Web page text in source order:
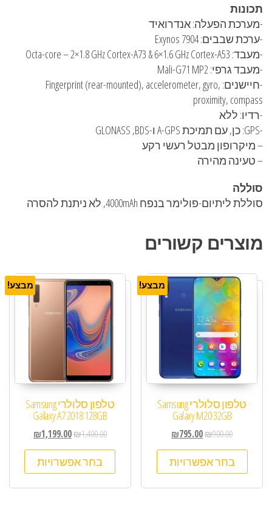
תכונות
-מערכת הפעלה: אנדרואיד
-ערכת שבבים: Exynos 7904
-מעבד: Octa-core – 2×1.8 GHz Cortex-A73 & 6×1.6 GHz Cortex-A53
-מעבד גרפי: Mali-G71 MP2
-חיישנים: Fingerprint (rear-mounted), accelerometer, gyro,
proximity, compass
-רדיו: ללא
-GPS: כן, עם תמיכת A-GPS ו-GLONASS ,BDS
– מיקרופון מבטל רעשי רקע
– טעינה מהירה
סוללה
סוללת ליתיום-פולימר בנפח 4000mAh, לא ניתנת להסרה
מוצרים קשורים
מבצע!
טלפון סלולרי Samsung
Galaxy M20 32GB
₪900.00
₪795.00
בחר אפשרויות
מבצע!
טלפון סלולרי Samsung
Galaxy A7 2018 128GB
₪1,400.00
₪1,199.00
בחר אפשרויות